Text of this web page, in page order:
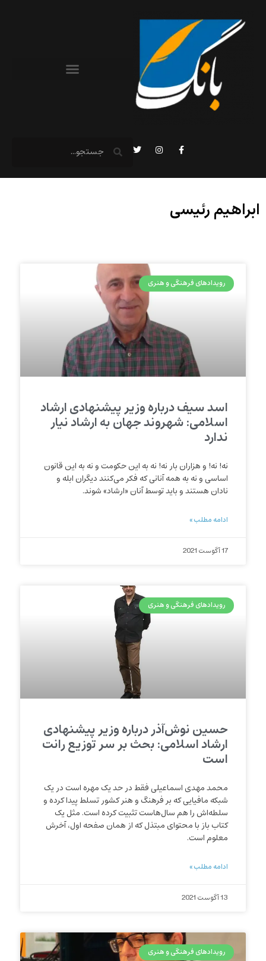
ابراهیم رئیسی
رویدادهای فرهنگی و هنری
اسد سیف درباره وزیر پیشنهادی ارشاد
اسلامی: شهروند جهان به ارشاد نیار
ندارد
نه! نه! و هزاران بار نه! نه به این حکومت و نه به این قانون
اساسی و نه به همه آنانی که فکر می‌کنند دیگران ابله و
نادان هستند و باید توسط آنان «ارشاد» شوند.
ادامه مطلب »
17 آگوست 2021
رویدادهای فرهنگی و هنری
حسین نوش‌آذر درباره وزیر پیشنهادی
ارشاد اسلامی: بحث بر سر توزیع رانت
است
محمد مهدی اسماعیلی فقط در حد یک مهره است در یک
شبکه مافیایی که بر فرهنگ و هنر کشور تسلط پیدا کرده و
سلطه‌اش را هم سال‌هاست تثبیت کرده است. مثل یک
کتاب باز با محتوای مبتذل که از همان صفحه اول، آخرش
معلوم است.
ادامه مطلب »
13 آگوست 2021
رویدادهای فرهنگی و هنری